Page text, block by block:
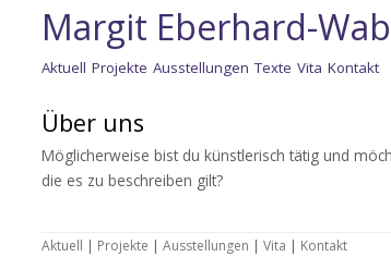
Margit Eberhard-
Inhalt
Aktuell Projekte
Roms
Landscapes
Ausstellungen Texte Vita Kontakt
Über uns
Möglicherweise bist du künstlerisch tätig und
die es zu beschreiben gilt?
Aktuell | Projekte | Ausstellungen | Vita | Kontakt